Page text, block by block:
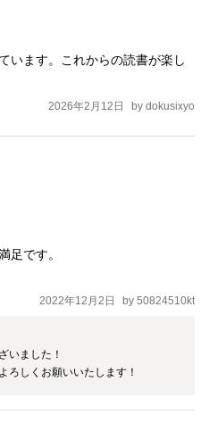
います。これからの読書が楽し
2026年2月12日 by dokusixyo
足です。
2022年12月2日 by 50824510kt
いました！
ろしくお願いいたします！